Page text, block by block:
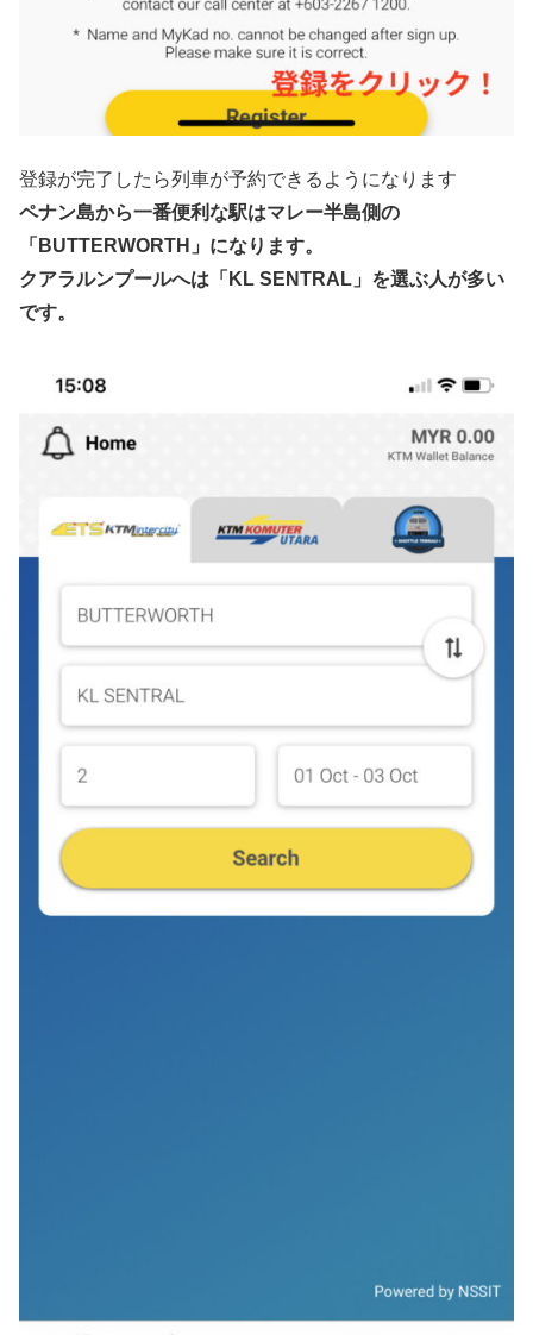
登録が完了したら列車が予約できるようになります
ペナン島から一番便利な駅はマレー半島側の
「BUTTERWORTH」になります。
クアラルンプールへは「KL SENTRAL」を選ぶ人が多い
です。